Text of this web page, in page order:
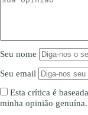
Seu nome
Seu email
Esta crítica é
minha opinião genuína.